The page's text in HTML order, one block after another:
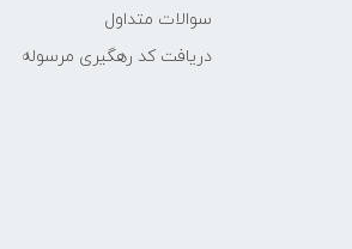
سوالات متداول
دریافت کد رهگیری مرسوله